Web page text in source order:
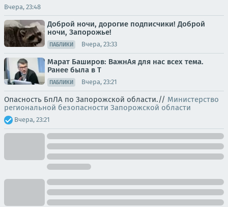
Вчера, 23:48
Доброй ночи, дорогие подписчики! Доброй
ночи, Запорожье!
ПАБЛИКИ Вчера, 23:33
Марат Баширов: ВажнАя для нас всех тема.
Ранее была в Т
ПАБЛИКИ Вчера, 23:21
Опасность БпЛА по Запорожской области.// Министерство
региональной безопасности Запорожской области
Вчера, 23:21